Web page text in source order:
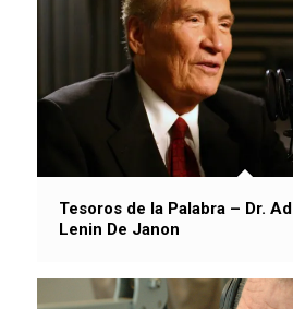
Tesoros de la Palabra – Dr.
Lenin De Janon